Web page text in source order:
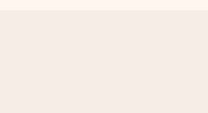
il est important d'utiliser des
tu n'es pas sûr de la qualité de ton
du service clientèle et joins ta
commander. Ils pourront